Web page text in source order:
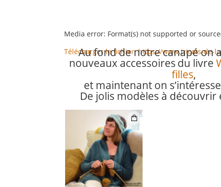
Media error: Format(s) not supported or
Télécharger le fichier: https://www.tricots-de-
Au fond de notre canapé on
nouveaux accessoires du livre
filles,
et maintenant on
De jolis modèles à